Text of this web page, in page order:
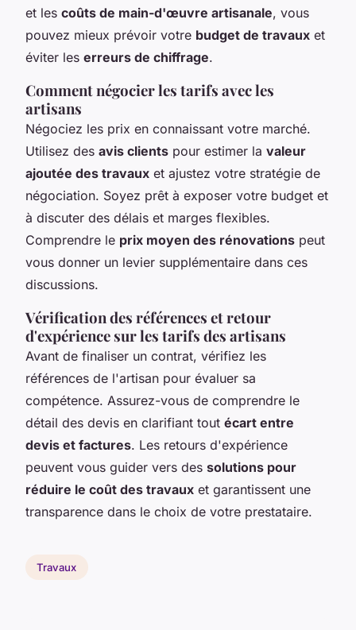
et les coûts de main-d'œuvre artisanale, vous
pouvez mieux prévoir votre budget de travaux et
éviter les erreurs de chiffrage.
Comment négocier les tarifs avec les
artisans
Négociez les prix en connaissant votre marché.
Utilisez des avis clients pour estimer la valeur
ajoutée des travaux et ajustez votre stratégie de
négociation. Soyez prêt à exposer votre budget et
à discuter des délais et marges flexibles.
Comprendre le prix moyen des rénovations peut
vous donner un levier supplémentaire dans ces
discussions.
Vérification des références et retour
d'expérience sur les tarifs des artisans
Avant de finaliser un contrat, vérifiez les
références de l'artisan pour évaluer sa
compétence. Assurez-vous de comprendre le
détail des devis en clarifiant tout écart entre
devis et factures. Les retours d'expérience
peuvent vous guider vers des solutions pour
réduire le coût des travaux et garantissent une
transparence dans le choix de votre prestataire.
Travaux